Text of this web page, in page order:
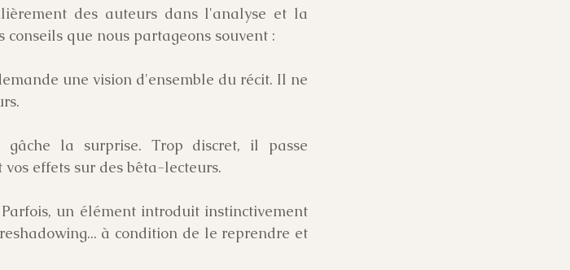
des auteurs dans l'analyse et la
que nous partageons souvent :
une vision d'ensemble du récit. Il ne
la surprise. Trop discret, il passe
effets sur des bêta-lecteurs.
un élément introduit instinctivement
à condition de le reprendre et